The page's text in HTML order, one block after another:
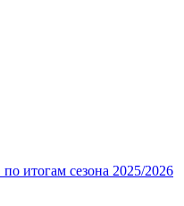
итогам сезона 2025/2026